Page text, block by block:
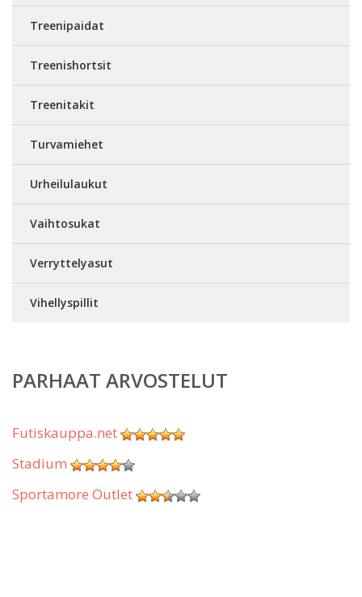
Treenipaidat
Treenishortsit
Treenitakit
Turvamiehet
Urheilulaukut
Vaihtosukat
Verryttelyasut
Vihellyspillit
PARHAAT ARVOSTELUT
Futiskauppa.net
Stadium
Sportamore Outlet